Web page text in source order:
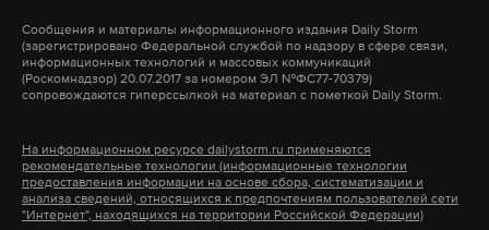
среагировали хотя бы на мое заявление, и это
здорово. Посмотрим, какими будут результаты
проверки и сделаем выводы», – говорит Осташко.
Дзен VK
в интересах народа, то в ЛНР было не все так
гуманно. Глава ДНР Александр Захарченко
полностью переориентировал появившиеся
заработанные деньги вкладывает в оснащение
собственных силовых структур и в развитие ВПК,
чтобы не зависеть от наличия или отсутствия
Сообщения и материалы информационного издания Daily Storm
(зарегистрировано Федеральной службой по надзору в сфере связи,
информационных технологий и массовых коммуникаций
(Роскомнадзор) 20.07.2017 за номером ЭЛ №ФС77-70379)
сопровождаются гиперссылкой на материал с пометкой Daily Storm.
На информационном ресурсе dailystorm.ru применяются
рекомендательные технологии (информационные технологии
предоставления информации на основе сбора, систематизации и
анализа сведений, относящихся к предпочтениям пользователей сети
"Интернет", находящихся на территории Российской Федерации)